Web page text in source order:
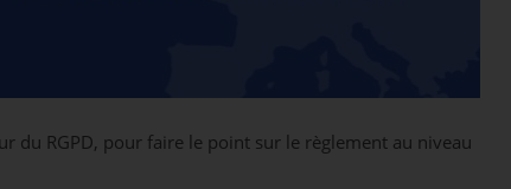
du RGPD, pour faire le point sur le règlement au niveau